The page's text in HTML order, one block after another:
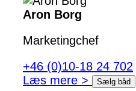
Aron Borg
Marketingchef
+46 (0)10-18 24 702
Læs mere >
Sælg båd